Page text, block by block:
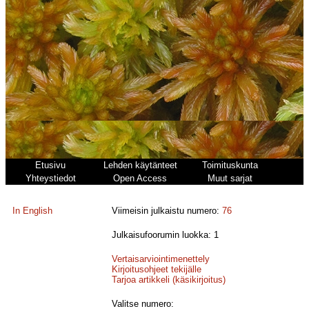
Etusivu Lehden käytänteet
Toimituskunta
Yhteystiedot
Open Access Muut sarjat
In English Viimeisin julkaistu numero:76
Julkaisufoorumin luokka: 1
Vertaisarviointimenettely
Kirjoitusohjeet tekijälle
Tarjoa artikkeli (käsikirjoitus)
Valitse numero: